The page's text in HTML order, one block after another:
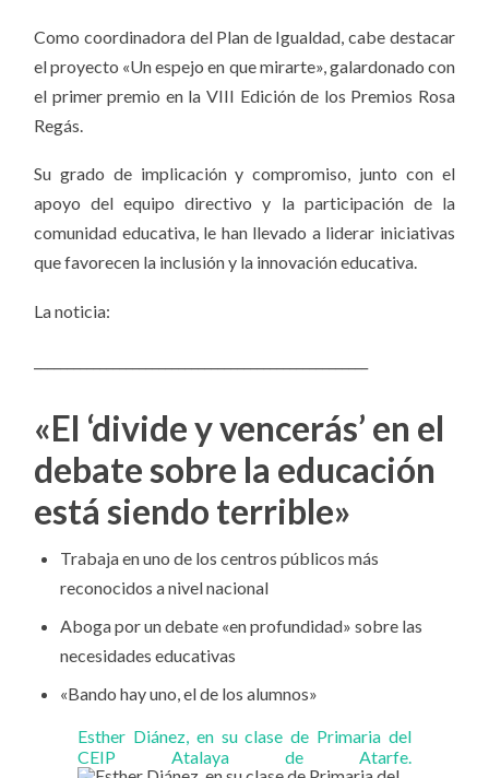
Como coordinadora del Plan de Igualdad, cabe destacar
el proyecto «Un espejo en que mirarte», galardonado con
el primer premio en la VIII Edición de los Premios Rosa
Regás.
Su grado de implicación y compromiso, junto con el
apoyo del equipo directivo y la participación de la
comunidad educativa, le han llevado a liderar iniciativas
que favorecen la inclusión y la innovación educativa.
La noticia:
«El ‘divide y vencerás’ en el
debate sobre la educación
está siendo terrible»
Trabaja en uno de los centros públicos más
reconocidos a nivel nacional
Aboga por un debate «en profundidad» sobre las
necesidades educativas
«Bando hay uno, el de los alumnos»
Esther Diánez, en su clase de Primaria del
CEIP Atalaya de Atarfe.